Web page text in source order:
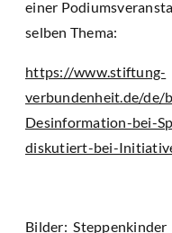
einer
selben Thema:
https://www.stiftung-
verbundenheit.de/de/
Desinformation-bei-
diskutiert-bei-
Bilder: Steppenkinder